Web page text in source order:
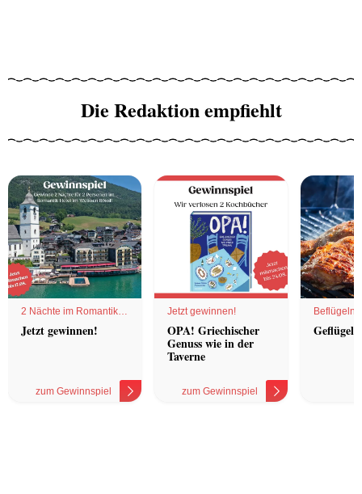
Die Redaktion empfiehlt
2 Nächte im Romantik
Hotel
Jetzt gewinnen!
zum Gewinnspiel
Jetzt gewinnen!
OPA! Griechischer
Genuss wie in der
Taverne
zum Gewinnspiel
Geflügel